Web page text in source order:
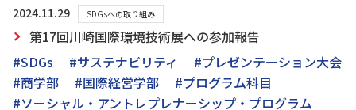
2024.11.29 SDGsへの取り組み
第17回川崎国際環境技術展への参加報告
#SDGs
#サステナビリティ
#プレゼンテーション大会
#商学部
#国際経営学部
#プログラム科目
#ソーシャル・アントレプレナーシップ・プログラム